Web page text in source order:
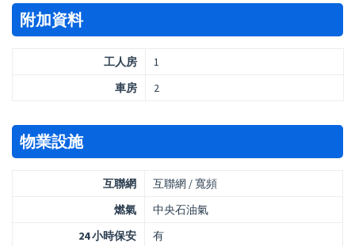
附加資料
工人房
1
車房
2
物業設施
互聯網
互聯網 / 寬頻
燃氣
中央石油氣
24 小時保安
有